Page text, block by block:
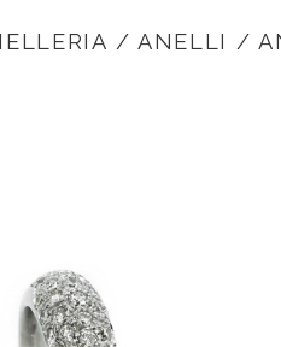
/ ANELLI /